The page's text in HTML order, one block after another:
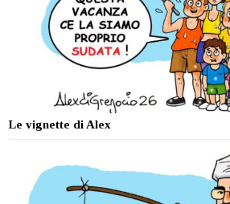
Le vignette di Alex